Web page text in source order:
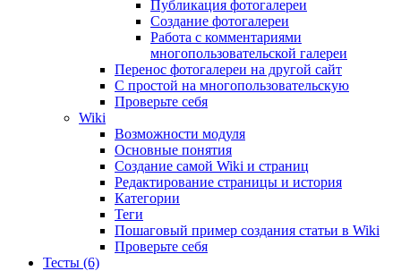
Публикация фотогалереи
Создание фотогалереи
Работа с комментариями
многопользовательской галереи
Перенос фотогалереи на другой сайт
С простой на многопользовательскую
Проверьте себя
Wiki
Возможности модуля
Основные понятия
Создание самой Wiki и страниц
Редактирование страницы и история
Категории
Теги
Пошаговый пример создания статьи в Wiki
Проверьте себя
Тесты (6)